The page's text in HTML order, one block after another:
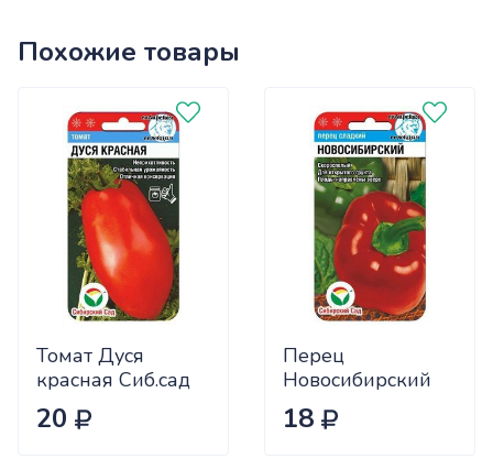
Похожие товары
Томат Дуся
красная Сиб.сад
Ц
20
Перец
Новосибирский
(ранний) Сиб.сад
Ц
18